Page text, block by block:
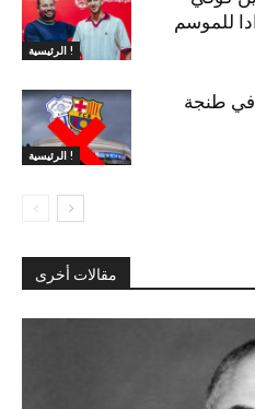
الرئيسية !
للموسم
الرئيسية !
في طنجة
مقالات أخرى